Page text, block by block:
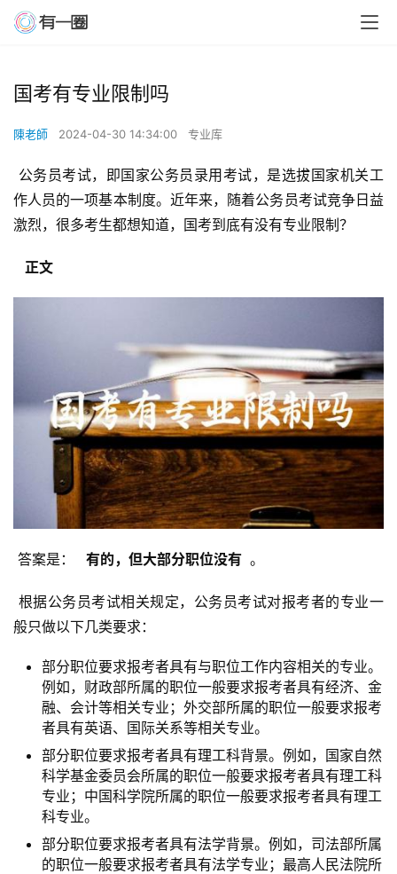
国考有专业限制吗
陳老師 2024-04-30 14:34:00 专业库
作人员的一项基本制度。近年来，随着公务员考试竞争日益
激烈，很多考生都想知道，国考到底有没有专业限制？
  正文
答案是：
  有的，但大部分职位没有
。
般只做以下几类要求：
部分职位要求报考者具有与职位工作内容相关的专业。
例如，财政部所属的职位一般要求报考者具有经济、金
融、会计等相关专业；外交部所属的职位一般要求报考
者具有英语、国际关系等相关专业。
部分职位要求报考者具有理工科背景。例如，国家自然
科学基金委员会所属的职位一般要求报考者具有理工科
专业；中国科学院所属的职位一般要求报考者具有理工
科专业。
部分职位要求报考者具有法学背景。例如，司法部所属
的职位一般要求报考者具有法学专业；最高人民法院所